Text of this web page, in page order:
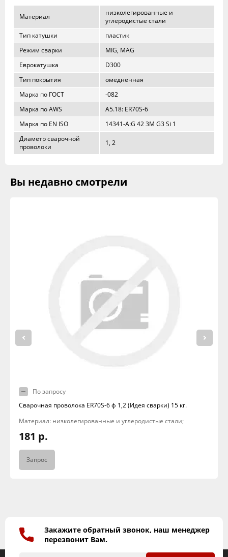
Материал
низколегированные и
углеродистые стали
Тип катушки
пластик
Режим сварки
MIG, MAG
Еврокатушка
D300
Тип покрытия
омедненная
Марка по ГОСТ
-082
Марка по AWS
A5.18: ER70S-6
Марка по EN ISO
14341-A:G 42 3M G3 Si 1
Диаметр сварочной
проволоки
1, 2
Вы недавно смотрели
По запросу
Сварочная проволока ER70S-6 ф 1,2 (Идея сварки) 15 кг.
Материал: низколегированные и углеродистые стали;
181 р.
Запрос
Закажите обратный звонок, наш менеджер
перезвонит Вам.